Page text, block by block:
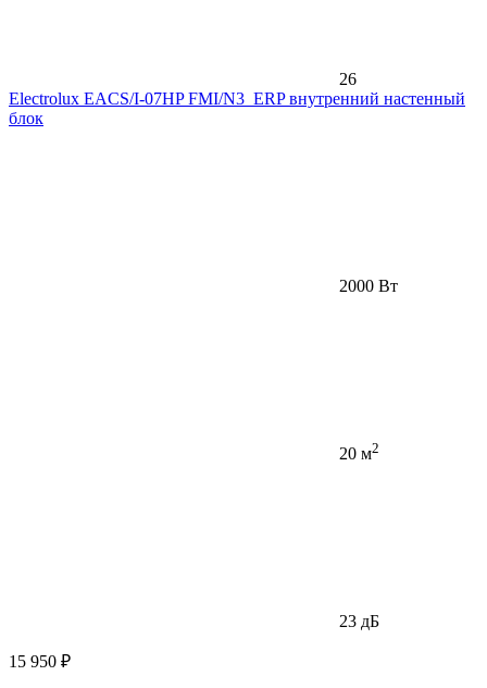
26
Electrolux EACS/I-07HP FMI/N3_ERP внутренний настенный
блок
2000 Вт
20 м2
23 дБ
15 950 ₽